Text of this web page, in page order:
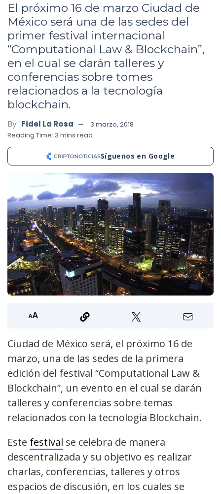
El próximo 16 de marzo Ciudad de
México será una de las sedes del
primer festival internacional
“Computational Law & Blockchain”,
en el cual se darán talleres y
conferencias sobre tomes
relacionados a la tecnología
blockchain.
By Fidel La Rosa
3 marzo, 2018
Reading Time: 3 mins read
Síguenos en Google
Ciudad de México será, el próximo 16 de
marzo, una de las sedes de la primera
edición del festival “Computational Law &
Blockchain”, un evento en el cual se darán
talleres y conferencias sobre temas
relacionados con la tecnología Blockchain.
Este festival se celebra de manera
descentralizada y su objetivo es realizar
charlas, conferencias, talleres y otros
espacios de discusión, en los cuales se